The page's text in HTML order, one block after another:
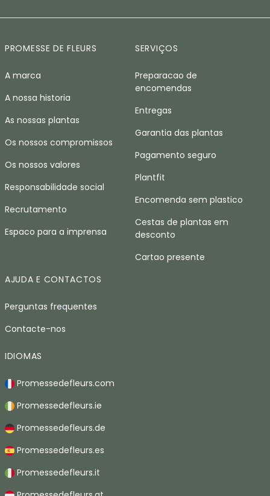
PROMESSE DE FLEURS
A marca
A nossa historia
As nossas plantas
Os nossos compromissos
Os nossos valores
Responsabilidade social
Recrutamento
Espaco para a imprensa
SERVIÇOS
Preparacao de
encomendas
Entregas
Garantia das plantas
Pagamento seguro
Plantfit
Encomenda sem plastico
Cestas de plantas em
desconto
Cartao presente
AJUDA E CONTACTOS
Perguntas frequentes
Contacte-nos
IDIOMAS
Promessedefleurs.com
Promessedefleurs.ie
Promessedefleurs.de
Promessedefleurs.es
Promessedefleurs.it